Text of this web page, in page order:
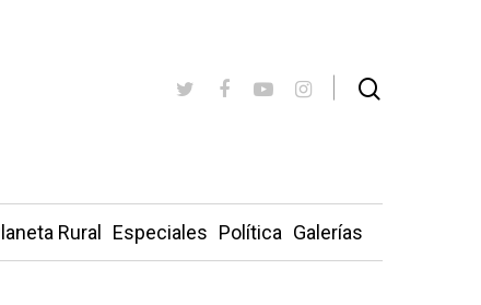
Rural Especiales Política Galerías